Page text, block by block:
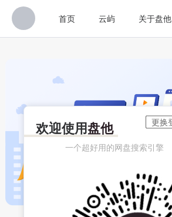
首页 云屿 关于盘他
欢迎使用盘他
一个超好用的网盘搜索引擎